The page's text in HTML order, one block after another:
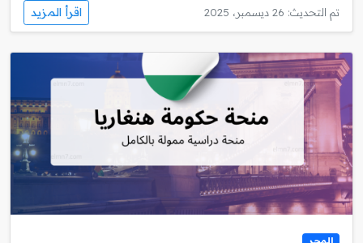
تم التحديث: 26 ديسمبر، 2025 اقرأ المزيد
المجر